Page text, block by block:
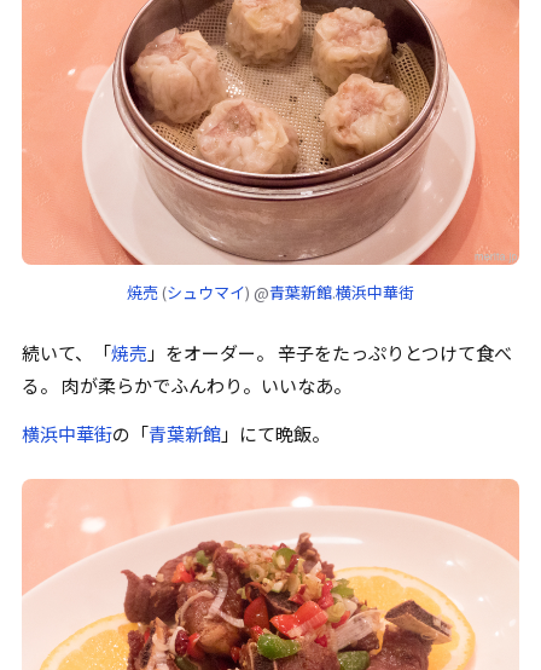
焼売 (シュウマイ) @青葉新館.横浜中華街
続いて、 「焼売 」 をオーダー。 辛子をたっぷりとつけて食べ
る。 肉が柔らかでふんわり。いいなあ。
横浜中華街の 「青葉新館」 にて晩飯。